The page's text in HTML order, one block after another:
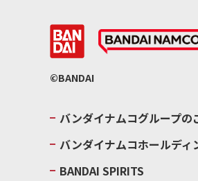
©BANDAI
バンダイナムコグループの
バンダイナムコホールディ
BANDAI SPIRITS